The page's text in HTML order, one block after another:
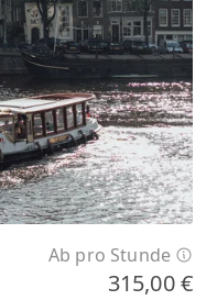
Ab pro Stunde
315,00 €